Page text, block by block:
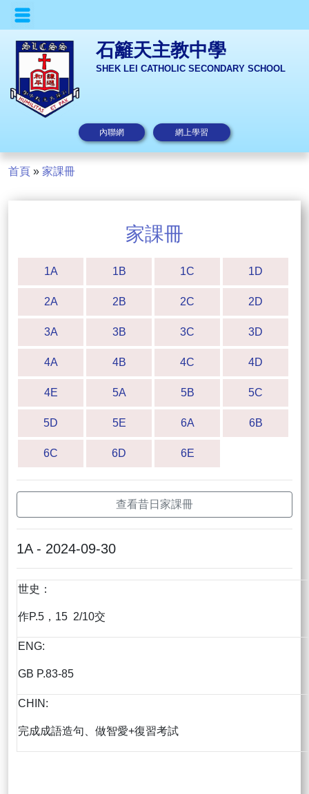
石籬天主教中學
SHEK LEI CATHOLIC SECONDARY SCHOOL
內聯網 網上學習
首頁 » 家課冊
家課冊
1A 1B 1C 1D
2A 2B 2C 2D
3A 3B 3C 3D
4A 4B 4C 4D
4E 5A 5B 5C
5D 5E 6A 6B
6C 6D 6E
查看昔日家課冊
1A - 2024-09-30
世史：
作P.5，15 2/10交
ENG:
GB P.83-85
CHIN:
完成成語造句、做智愛+復習考試